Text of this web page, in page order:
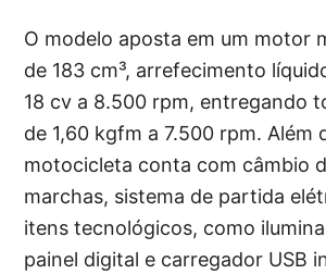
O modelo aposta em um motor
de 183 cm³, arrefecimento
18 cv a 8.500 rpm, entregando
de 1,60 kgfm a 7.500 rpm. Além
motocicleta conta com câmbio
marchas, sistema de partida
itens tecnológicos, como
painel digital e carregador USB